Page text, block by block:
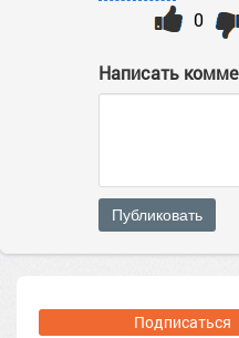
0
Написать
Публиковать
Подписаться